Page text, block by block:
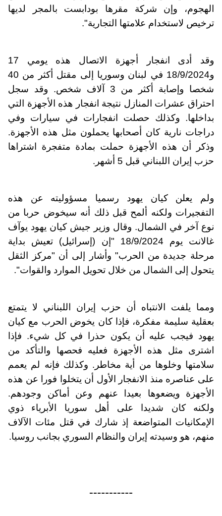
الهجوم، وإن شركة مقرها بودابست بالمجر لديها
ترخيص لاستخدام علامتها التجارية".
وقد أدى انفجار أجهزة الاتصال هذه يومي 17
و18/9/2024 في لبنان وسوريا إلى مقتل أكثر من 40
شخصا وإصابة أكثر من 3 آلاف شخص. وقد سجل
احتراق عشرات المنازل نتيجة انفجار هذه الأجهزة التي
بداخلها. وكذلك حصلت انفجارات في سيارات وفي
دراجات نارية كان أصحابها يحملون مثل هذه الأجهزة.
وذكر أن هذه الأجهزة حملت بمادة متفجرة اشتراها
حزب إيران اللبناني قبل 5 أشهر.
ولم يعلن كيان يهود رسميا مسؤوليته عن هذه
التفجيرات ولكنه ألمح قبل ذلك أنه سيخوض حربا من
نوع آخر في الشمال. وقال وزير جيش كيان يهود يوآف
غالانت يوم 18/9/2024 "إن (إسرائيل) تعيش بداية
مرحلة جديدة من الحرب" وأشار إلى أن "مركز الثقل
يتحول إلى الشمال من خلال تحويل الموارد والقوات".
ومما يلفت الانتباه أن حزب إيران اللبناني لا يتمتع
بعقلية سليمة مفكرة، فإذا كان يخوض الحرب مع كيان
يهود فيجب عليه أن يكون حذرا في كل شيء. فإذا
اشترى مثل هذه الأجهزة فعليه فحصها والتأكد من
سلامتها وخلوها من أية مخاطر. وكذلك فإنه لم يعمم
على عناصره منذ الانفجار الأول أن يتخلوا فورا عن هذه
الأجهزة ويضعوها بعيدا عنهم وعن أماكن وجودهم.
ولكنه كان شديدا على أهل سوريا الأبرياء ذوي
الإمكانيات المتواضعة إذ شارك في قتل مئات الآلاف
منهم، هو وسيدته إيران والنظام السوري بجانب روسيا.
-----------